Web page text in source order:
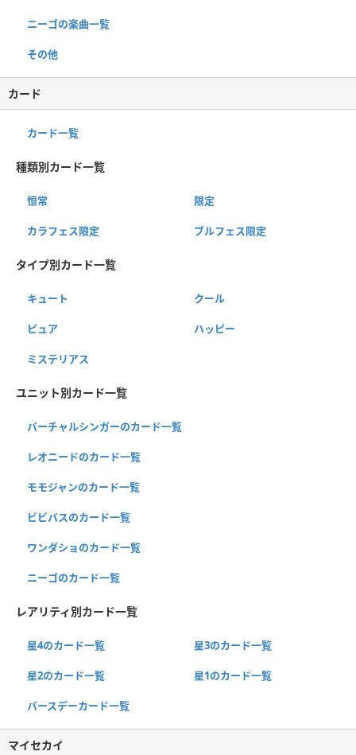
ニーゴの楽曲一覧
その他
カード
カード一覧
種類別カード一覧
恒常 限定
カラフェス限定 ブルフェス限定
タイプ別カード一覧
キュート クール
ピュア ハッピー
ミステリアス
ユニット別カード一覧
バーチャルシンガーのカード一覧
レオニードのカード一覧
モモジャンのカード一覧
ビビバスのカード一覧
ワンダショのカード一覧
ニーゴのカード一覧
レアリティ別カード一覧
星4のカード一覧 星3のカード一覧
星2のカード一覧 星1のカード一覧
バースデーカード一覧
マイセカイ